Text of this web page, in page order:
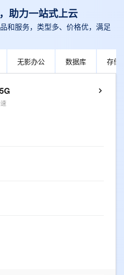
助力一站式上云
和服务，类型多、价格优，满足
无影办公 数据库 存储